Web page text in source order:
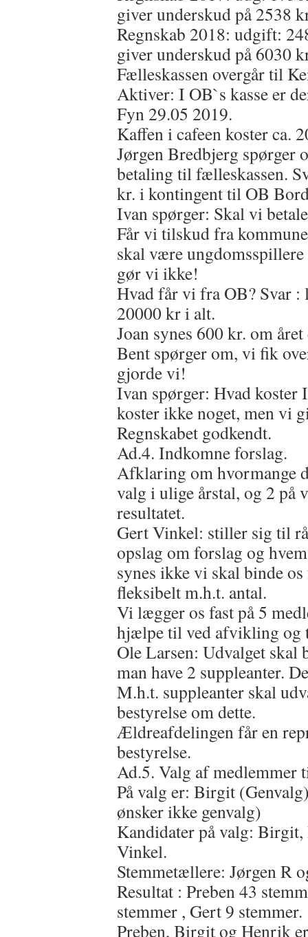
giver underskud på 2538
Regnskab 2018: udgift:
giver underskud på 6030
Fælleskassen overgår til
Aktiver: I OB`s kasse er
Fyn 29.05 2019.
Kaffen i cafeen koster ca.
Jørgen Bredbjerg spørger
betaling til fælleskassen.
kr. i kontingent til OB
Ivan spørger: Skal vi
Får vi tilskud fra
skal være
gør vi ikke!
Hvad får vi fra OB? Svar
20000 kr i alt.
Joan synes 600 kr. om
Bent spørger om, vi fik
gjorde vi!
Ivan spørger: Hvad
koster ikke noget, men vi
Regnskabet godkendt.
Ad.4. Indkomne forslag.
Afklaring om hvormange
valg i ulige årstal, og 2 på
resultatet.
Gert Vinkel: stiller sig til
opslag om forslag og
synes ikke vi skal binde
fleksibelt m.h.t. antal.
Vi lægger os fast på 5
hjælpe til ved afvikling og
Ole Larsen: Udvalget skal
man have 2 suppleanter.
M.h.t. suppleanter skal
bestyrelse om dette.
Ældreafdelingen får en
bestyrelse.
Ad.5. Valg af medlemmer
På valg er: Birgit
ønsker ikke genvalg)
Kandidater på valg:
Vinkel.
Stemmetællere: Jørgen R
Resultat : Preben 43
stemmer , Gert 9 stemmer.
Preben, Birgit og Henrik